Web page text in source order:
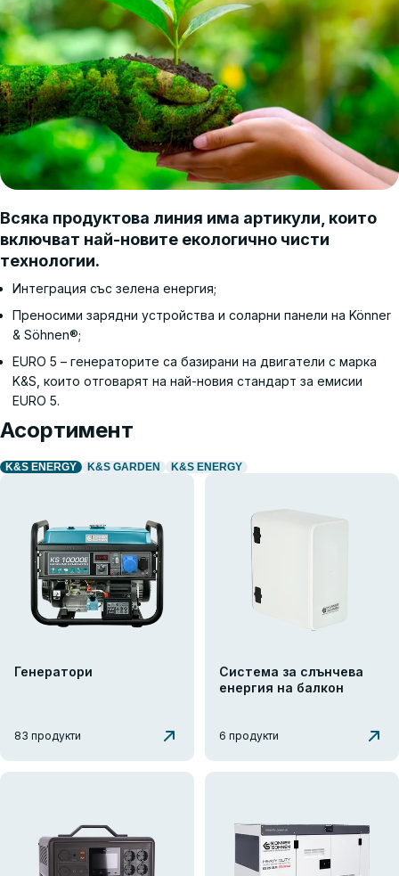
Всяка продуктова линия има артикули, които
включват най-новите екологично чисти
технологии.
Интеграция със зелена енергия;
Преносими зарядни устройства и соларни панели на Könner
& Söhnen®;
EURO 5 – генераторите са базирани на двигатели с марка
K&S, които отговарят на най-новия стандарт за емисии
EURO 5.
Асортимент
K&S ENERGY K&S GARDEN K&S ENERGY
Генератори
83 продукти
Система за слънчева
енергия на балкон
6 продукти